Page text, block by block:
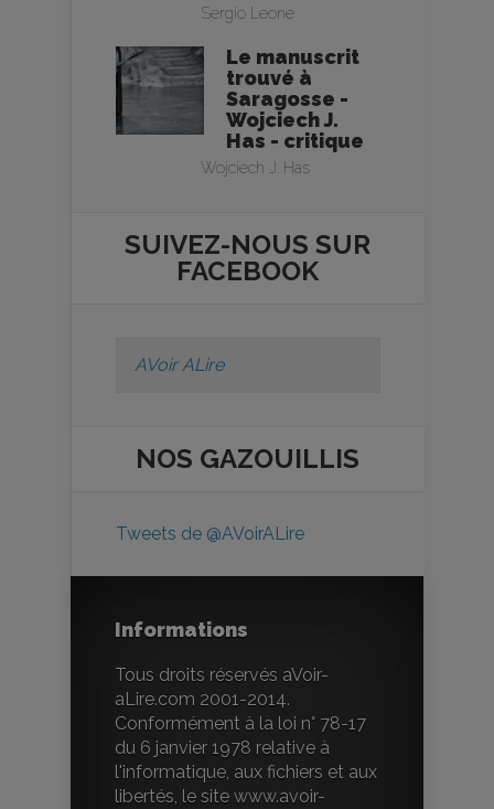
Sergio Leone
Le manuscrit
trouvé à
Saragosse -
Wojciech J.
Has - critique
Wojciech J. Has
SUIVEZ-NOUS SUR
FACEBOOK
AVoir ALire
NOS GAZOUILLIS
Tweets de @AVoirALire
Informations
Tous droits réservés aVoir-
aLire.com 2001-2014.
Conformément à la loi n° 78-17
du 6 janvier 1978 relative à
l'informatique, aux fichiers et aux
libertés, le site www.avoir-